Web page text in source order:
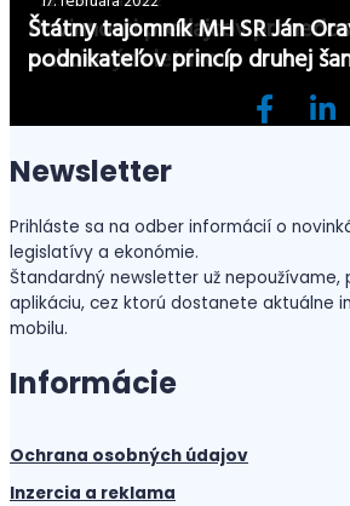
000 predajní. Ako ale predísť
v roku 2023?
Kontroly e-shopov v roku
mnoho pochybení a stúpli aj
Aj drobné chyby v papieroch
finančne položiť vašu firmu
Pozor na podvodný e-shop
Obchodníci pozor na
správy
Finančná správa a obchodná
minulom roku vykonali stovky
Podnikateľom dnes končia
Pozor ale na nové kontroly
Povinnosti predajcov pri
z akciových letákov
Štátny tajomník MH SR Ján
podnikateľov princíp druhej
Newsletter
Prihláste sa na odber informácií o
legislatívy a ekonómie.
Štandardný newsletter už
aplikáciu, cez ktorú dostanete aktuálne
mobilu.
Informácie
Ochrana osobných údajov
Inzercia a reklama